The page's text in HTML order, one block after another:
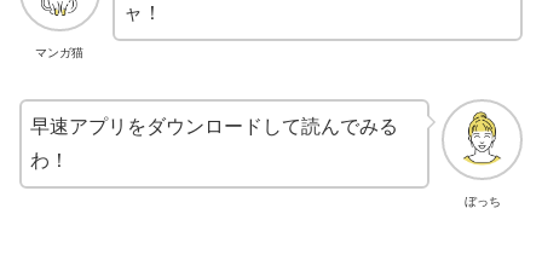
マンガ猫
ャ！
ぼっち
早速アプリをダウンロードして読んでみる
わ！